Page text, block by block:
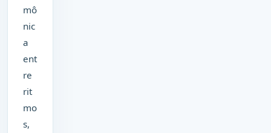
mô
nic
a
ent
re
rit
mo
s,